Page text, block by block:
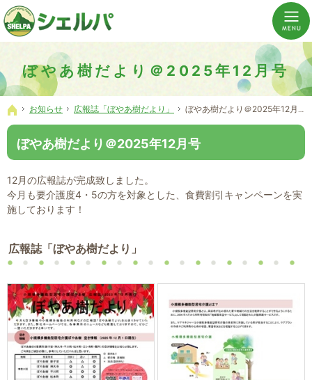
ぼやあ樹だより＠2025年12月号
介護の「通い・泊まり・訪問」から必要なものだけをご提供。介護のことならシェルパへ。
横浜市神奈川区 事業所数No,1の小規模多機能型居宅介護ぼやあ樹
ホーム
お知らせ 広報誌「ぼやあ樹だより」 ぼやあ樹だより＠2025年12月号
ぼやあ樹だより＠2025年12月号
12月の広報誌が完成致しました。
今月も要介護度4・5の方を対象とした、食費割引キャンペーンを実
施しております！
広報誌「ぼやあ樹だより」